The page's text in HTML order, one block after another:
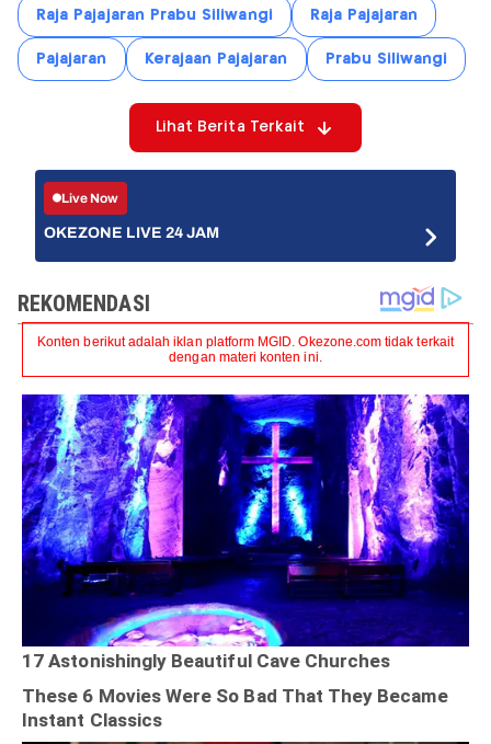
Raja Pajajaran Prabu Siliwangi Raja Pajajaran
Pajajaran Kerajaan Pajajaran Prabu Siliwangi
Lihat Berita Terkait
Live Now
OKEZONE LIVE 24 JAM